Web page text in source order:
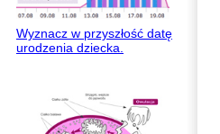
Wyznacz w przyszłość datę
urodzenia dziecka.